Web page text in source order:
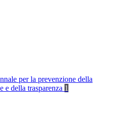
per la prevenzione della
e della trasparenza 1